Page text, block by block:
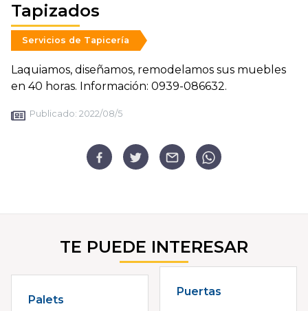
Tapizados
Servicios de Tapicería
Laquiamos, diseñamos, remodelamos sus muebles
en 40 horas. Información: 0939-086632.
Publicado: 2022/08/5
TE PUEDE INTERESAR
Palets
Puertas